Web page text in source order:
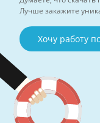
Лучше закажите
Хочу работу